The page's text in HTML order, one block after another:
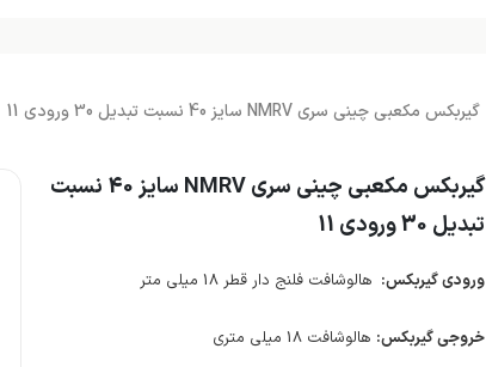
گیربکس مکعبی چینی سری NMRV سایز 40 نسبت تبدیل 30 ورودی 11
گیربکس مکعبی چینی سری NMRV سایز 40 نسبت
تبدیل 30 ورودی 11
ورودی گیربکس: هالوشافت فلنج دار قطر 18 میلی متر
خروجی گیربکس: هالوشافت 18 میلی متری